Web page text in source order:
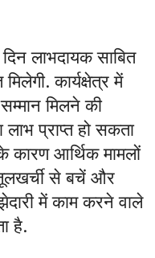
लाभदायक साबित
कार्यक्षेत्र में
मिलने की
प्राप्त हो सकता
कारण आर्थिक मामलों
से बचें और
में काम करने वाले
है.